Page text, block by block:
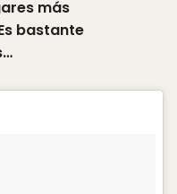
más
bastante